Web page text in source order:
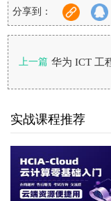
分享到：
上一篇
实战课程推荐